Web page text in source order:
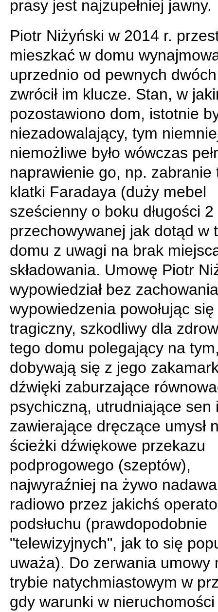
prasy jest najzupełniej jawny.
Piotr Niżyński w 2014 r.
mieszkać w domu
uprzednio od pewnych
zwrócił im klucze. Stan, w
pozostawiono dom, istotnie
niezadowalający, tym
niemożliwe było wówczas
naprawienie go, np. zabranie
klatki Faradaya (duży mebel
sześcienny o boku długości
przechowywanej jak dotąd w
domu z uwagi na brak
składowania. Umowę Piotr
wypowiedział bez
wypowiedzenia powołując
tragiczny, szkodliwy dla
tego domu polegający na
dobywają się z jego
dźwięki zaburzające
psychiczną, utrudniające sen
zawierające dręczące umysł
ścieżki dźwiękowe przekazu
podprogowego (szeptów),
najwyraźniej na żywo
radiowo przez jakichś
podsłuchu (prawdopodobnie
"telewizyjnych", jak to się
uważa). Do zerwania umowy
trybie natychmiastowym w
gdy warunki w nieruchomości